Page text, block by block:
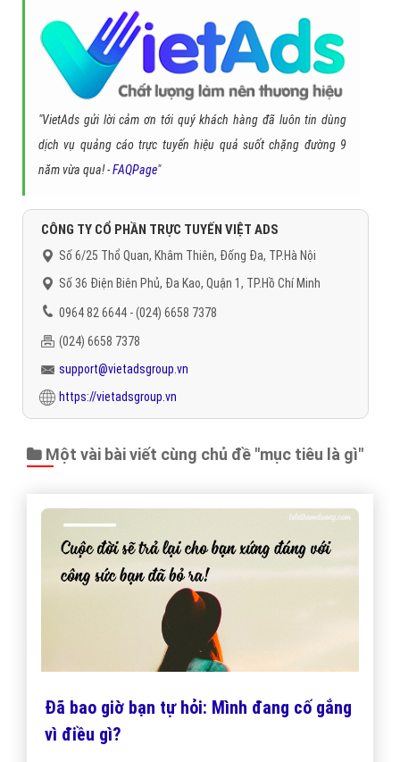
"VietAds gửi lời cảm ơn tới quý khách hàng đã luôn tin dùng
dịch vụ quảng cáo trực tuyến hiệu quả suốt chặng đường 9
năm vừa qua! -FAQPage"
CÔNG TY CỔ PHẦN TRỰC TUYẾN VIỆT ADS
Số 6/25 Thổ Quan, Khâm Thiên, Đống Đa, TP.Hà Nội
Số 36 Điện Biên Phủ, Đa Kao, Quận 1, TP.Hồ Chí Minh
0964 82 6644 - (024) 6658 7378
(024) 6658 7378
support@vietadsgroup.vn
https://vietadsgroup.vn
Một vài bài viết cùng chủ đề "mục tiêu là gì"
Đã bao giờ bạn tự hỏi: Mình đang cố gắng
vì điều gì?